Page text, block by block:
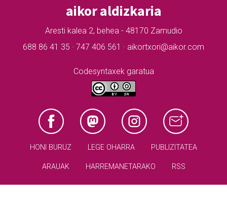
aikor aldizkaria
Aresti kalea 2, behea - 48170 Zamudio
688 86 41 35 · 747 406 561 · aikortxori@aikor.com
Codesyntaxek garatua
HONI BURUZ LEGE OHARRA PUBLIZITATEA
ARAUAK HARREMANETARAKO RSS